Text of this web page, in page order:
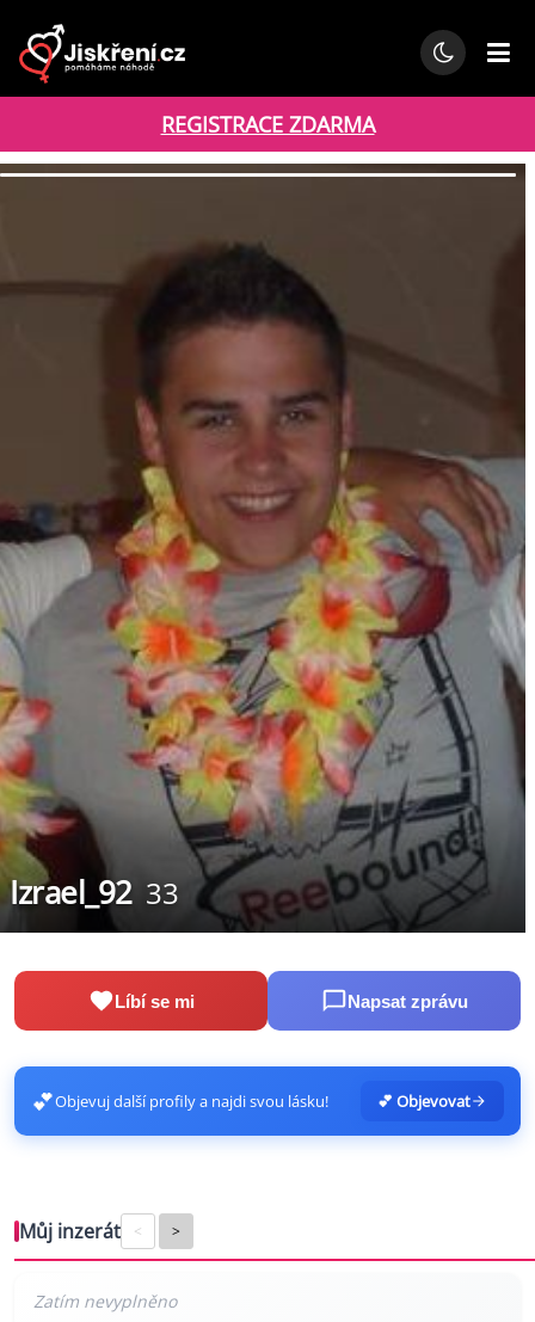
REGISTRACE ZDARMA
Izrael_92 33
Líbí se mi Napsat zprávu
💕Objevuj další profily a najdi svou lásku! 💕 Objevovat
Můj inzerát < >